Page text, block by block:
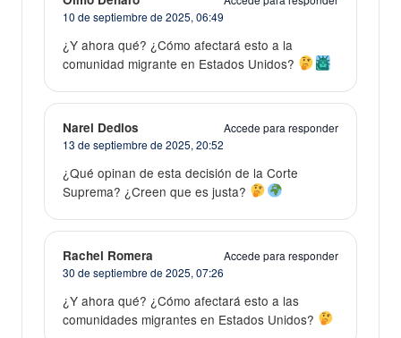
10 de septiembre de 2025, 06:49
¿Y ahora qué? ¿Cómo afectará esto a la
comunidad migrante en Estados Unidos?
Narel Dedios
Accede para responder
13 de septiembre de 2025, 20:52
¿Qué opinan de esta decisión de la Corte
Suprema? ¿Creen que es justa?
Rachel Romera
Accede para responder
30 de septiembre de 2025, 07:26
¿Y ahora qué? ¿Cómo afectará esto a las
comunidades migrantes en Estados Unidos?